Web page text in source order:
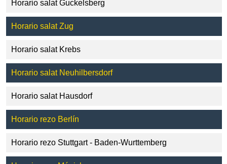
Horario salat Guckelsberg
Horario salat Zug
Horario salat Krebs
Horario salat Neuhilbersdorf
Horario salat Hausdorf
Horario rezo Berlín
Horario rezo Stuttgart - Baden-Wurttemberg